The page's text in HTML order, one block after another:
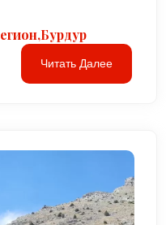
Читать Далее